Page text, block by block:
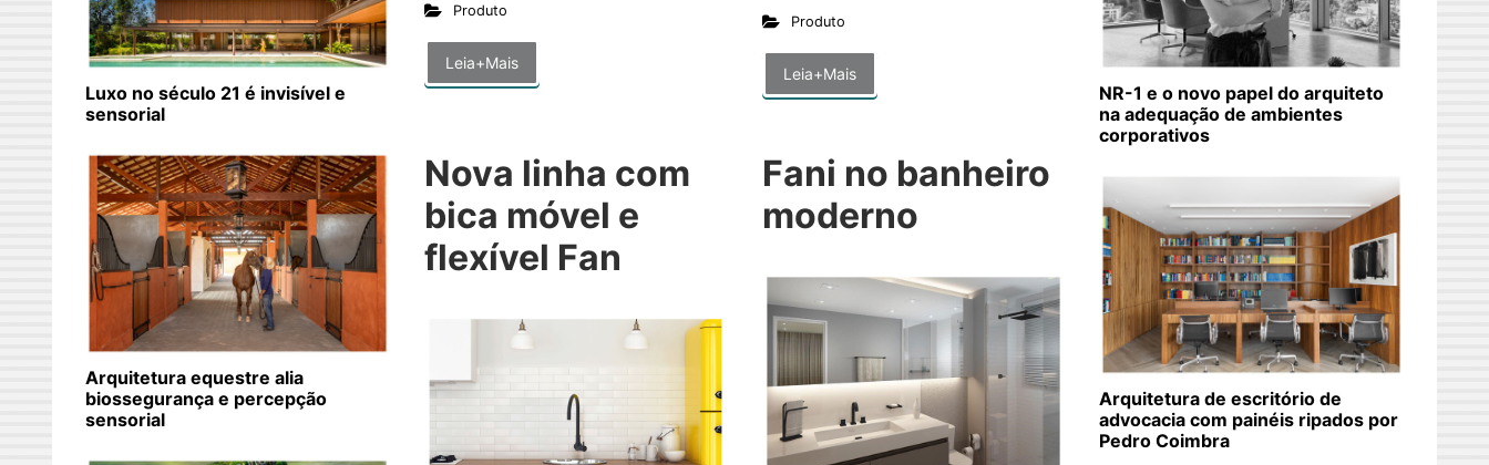
Produto
Leia+Mais
Produto
Leia+Mais
Nova linha com
bica móvel e
flexível Fan
Fani no banheiro
moderno
Luxo no século 21 é invisível e
sensorial
Arquitetura equestre alia
biossegurança e percepção
sensorial
NR-1 e o novo papel do arquiteto
na adequação de ambientes
corporativos
Arquitetura de escritório de
advocacia com painéis ripados por
Pedro Coimbra